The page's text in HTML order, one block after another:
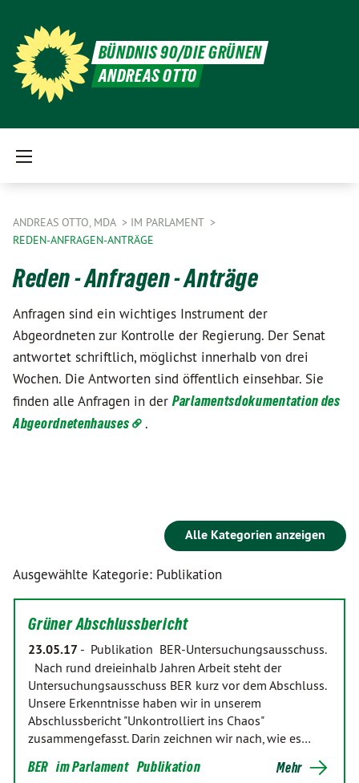
BÜNDNIS 90/DIE GRÜNEN
ANDREAS OTTO
ANDREAS OTTO, MDA
IM PARLAMENT
REDEN-ANFRAGEN-ANTRÄGE
Reden - Anfragen - Anträge
Anfragen sind ein wichtiges Instrument der
Abgeordneten zur Kontrolle der Regierung. Der Senat
antwortet schriftlich, möglichst innerhalb von drei
Wochen. Die Antworten sind öffentlich einsehbar. Sie
finden alle Anfragen in derParlamentsdokumentation des
Abgeordnetenhauses
.
Alle Kategorien anzeigen
Ausgewählte Kategorie: Publikation
Grüner Abschlussbericht
23.05.17 - Publikation BER-Untersuchungsausschuss.
Nach rund dreieinhalb Jahren Arbeit steht der
Untersuchungsausschuss BER kurz vor dem Abschluss.
Unsere Erkenntnisse haben wir in unserem
Abschlussbericht "Unkontrolliert ins Chaos"
zusammengefasst. Darin zeichnen wir nach, wie es…
BER im Parlament Publikation Mehr